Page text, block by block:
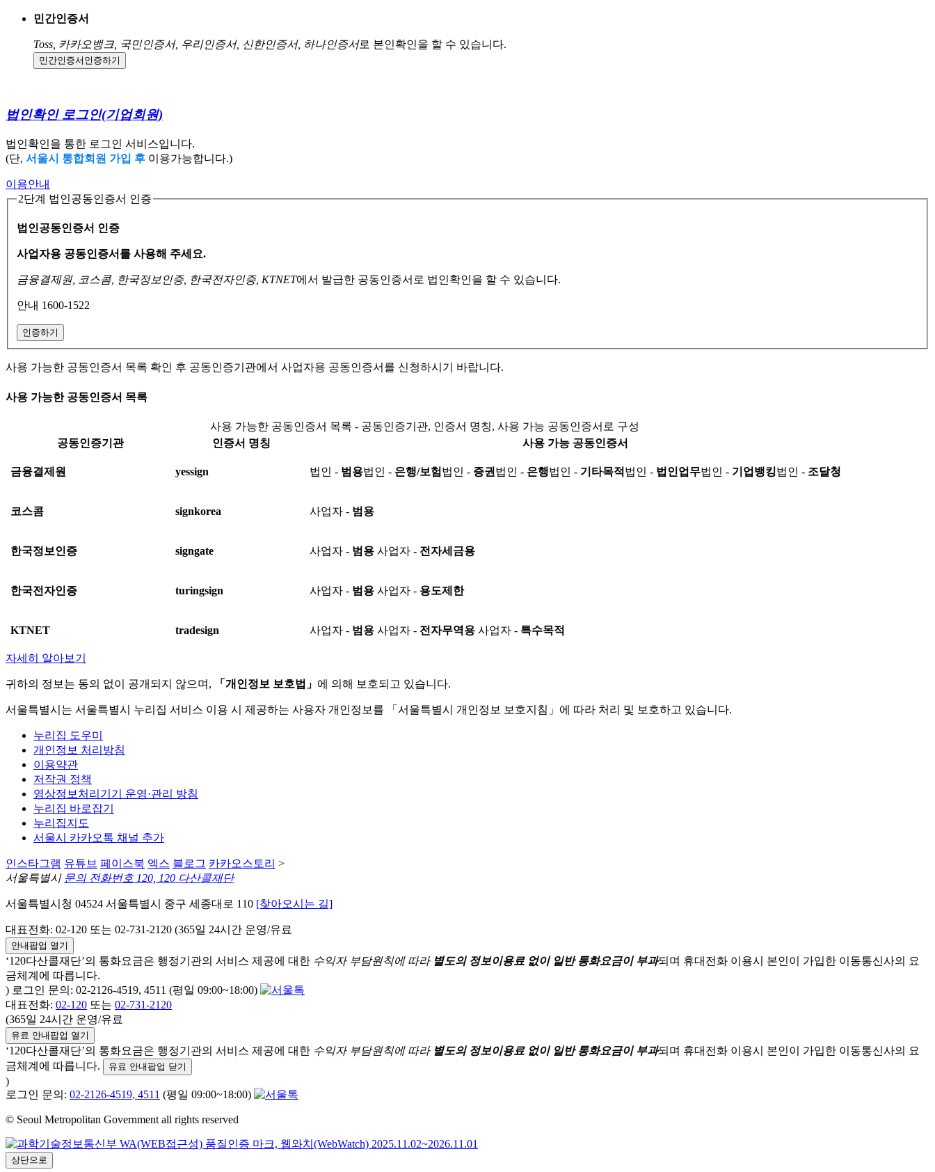
민간인증서
Toss, 카카오뱅크, 국민인증서, 우리인증서, 신한인증서, 하나인증서로 본인확인을 할 수 있습니다.
민간인증서 인증하기
법인확인 로그인(기업회원)
법인확인을 통한 로그인 서비스입니다.
(단, 서울시 통합회원 가입 후 이용가능합니다.)
이용안내
2단계 법인공동인증서 인증
법인공동인증서 인증
사업자용 공동인증서를 사용해 주세요.
금융결제원, 코스콤, 한국정보인증, 한국전자인증, KTNET에서 발급한 공동인증서로 법인확인을 할 수 있습니다.
안내 1600-1522
인증하기
사용 가능한 공동인증서 목록 확인 후 공동인증기관에서 사업자용 공동인증서를 신청하시기 바랍니다.
사용 가능한 공동인증서 목록
사용 가능한 공동인증서 목록 - 공동인증기관, 인증서 명칭, 사용 가능 공동인증서로 구성
공동인증기관
인증서 명칭 사용 가능 공동인증서
금융결제원 yessign 법인 - 범용법인 - 은행/보험 법인 - 증권 법인 - 은행법인 - 기타목적 법인 - 법인업무법인 - 기업뱅킹법인 - 조달청
코스콤 signkorea 사업자 - 범용
한국정보인증 signgate 사업자 - 범용 사업자 - 전자세금용
한국전자인증 turingsign 사업자 - 범용 사업자 - 용도제한
KTNET tradesign 사업자 - 범용 사업자 - 전자무역용 사업자 - 특수목적
자세히 알아보기
귀하의 정보는 동의 없이 공개되지 않으며, 「개인정보 보호법」 에 의해 보호되고 있습니다.
서울특별시는 서울특별시 누리집 서비스 이용 시 제공하는 사용자 개인정보를 「서울특별시 개인정보 보호지침」에 따라 처리 및 보호하고 있습니다.
누리집 도우미
개인정보 처리방침
이용약관
저작권 정책
영상정보처리기기 운영·관리 방침
누리집 바로잡기
누리집지도
서울시 카카오톡 채널 추가
인스타그램 유튜브 페이스북 엑스 블로그 카카오스토리 >
서울특별시 문의 전화번호 120, 120 다산콜재단
서울특별시청 04524 서울특별시 중구 세종대로 110 [찾아오시는 길]
대표전화: 02-120 또는 02-731-2120 (365일 24시간 운영/유료
안내팝업 열기
‘120다산콜재단’의 통화요금은 행정기관의 서비스 제공에 대한 수익자 부담원칙에 따라 별도의 정보이용료 없이 일반 통화요금이 부과되며 휴대전화 이용시 본인이 가입한 이동통신사의 요
금체계에 따릅니다.
) 로그인 문의: 02-2126-4519, 4511 (평일 09:00~18:00)
대표전화: 02-120 또는 02-731-2120
(365일 24시간 운영/유료
유료 안내팝업 열기
‘120다산콜재단’의 통화요금은 행정기관의 서비스 제공에 대한 수익자 부담원칙에 따라 별도의 정보이용료 없이 일반 통화요금이 부과되며 휴대전화 이용시 본인이 가입한 이동통신사의 요
금체계에 따릅니다.
유료 안내팝업 닫기
)
로그인 문의: 02-2126-4519, 4511 (평일 09:00~18:00)
© Seoul Metropolitan Government all rights reserved
상단으로